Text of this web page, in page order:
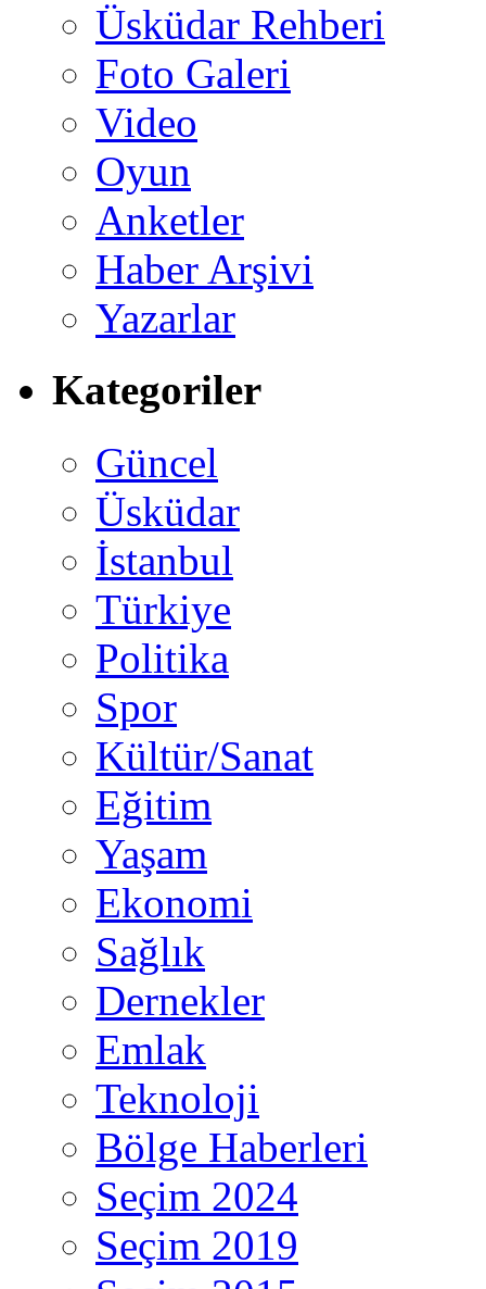
Üsküdar Rehberi
Foto Galeri
Video
Oyun
Anketler
Haber Arşivi
Yazarlar
Kategoriler
Güncel
Üsküdar
İstanbul
Türkiye
Politika
Spor
Kültür/Sanat
Eğitim
Yaşam
Ekonomi
Sağlık
Dernekler
Emlak
Teknoloji
Bölge Haberleri
Seçim 2024
Seçim 2019